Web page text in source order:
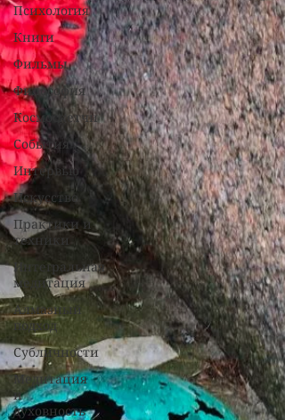
Психология
Книги
Фильмы
Философия
Космоскетчи
События
Интервью
Искусство
Практики и
техники
Интегральная
медитация
Алмазный
подход
Субличности
Медитация
и
духовность